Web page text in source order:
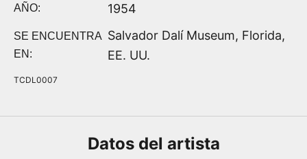
AÑO: 1954
SE ENCUENTRA
EN:
Salvador Dalí Museum, Florida,
EE. UU.
TCDL0007
Datos del artista